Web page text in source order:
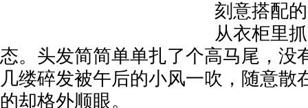
刻意搭配
从衣柜里
态。头发简简单单扎了个高马尾，没
几缕碎发被午后的小风一吹，随意散
的却格外顺眼。